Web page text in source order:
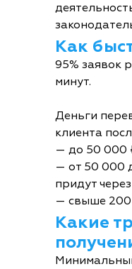
Как
95% заявок
минут.
Деньги
клиента
— до 50 000
— от 50 000
придут
— свыше 200
Какие